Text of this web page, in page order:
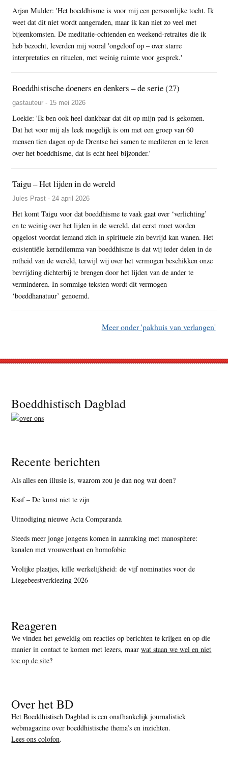
Arjan Mulder: 'Het boeddhisme is voor mij een persoonlijke tocht. Ik
weet dat dit niet wordt aangeraden, maar ik kan niet zo veel met
bijeenkomsten. De meditatie-ochtenden en weekend-retraites die ik
heb bezocht, leverden mij vooral 'ongeloof op – over starre
interpretaties en rituelen, met weinig ruimte voor gesprek.'
Boeddhistische doeners en denkers – de serie (27)
gastauteur - 15 mei 2026
Loekie: 'Ik ben ook heel dankbaar dat dit op mijn pad is gekomen.
Dat het voor mij als leek mogelijk is om met een groep van 60
mensen tien dagen op de Drentse hei samen te mediteren en te leren
over het boeddhisme, dat is echt heel bijzonder.’
Taigu – Het lijden in de wereld
Jules Prast - 24 april 2026
Het komt Taigu voor dat boeddhisme te vaak gaat over ‘verlichting’
en te weinig over het lijden in de wereld, dat eerst moet worden
opgelost voordat iemand zich in spirituele zin bevrijd kan wanen. Het
existentiële kerndilemma van boeddhisme is dat wij ieder delen in de
rotheid van de wereld, terwijl wij over het vermogen beschikken onze
bevrijding dichterbij te brengen door het lijden van de ander te
verminderen. In sommige teksten wordt dit vermogen
‘boeddhanatuur’ genoemd.
Meer onder 'pakhuis van verlangen'
Footer
Boeddhistisch Dagblad
Recente berichten
Als alles een illusie is, waarom zou je dan nog wat doen?
Ksaf – De kunst niet te zijn
Uitnodiging nieuwe Acta Comparanda
Steeds meer jonge jongens komen in aanraking met manosphere:
kanalen met vrouwenhaat en homofobie
Vrolijke plaatjes, kille werkelijkheid: de vijf nominaties voor de
Liegebeestverkiezing 2026
Reageren
We vinden het geweldig om reacties op berichten te krijgen en op die
manier in contact te komen met lezers, maarwat staan we wel en niet
toe op de site?
Over het BD
Het Boeddhistisch Dagblad is een onafhankelijk journalistiek
webmagazine over boeddhistische thema’s en inzichten.
Lees ons colofon.